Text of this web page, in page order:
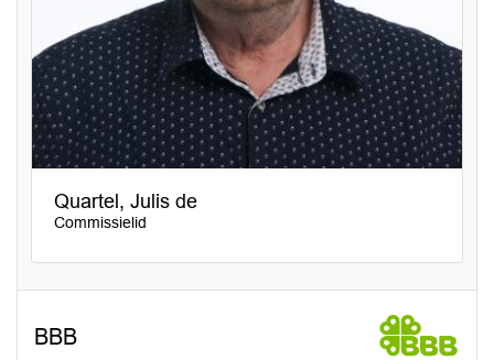
Quartel, Julis de
Commissielid
BBB